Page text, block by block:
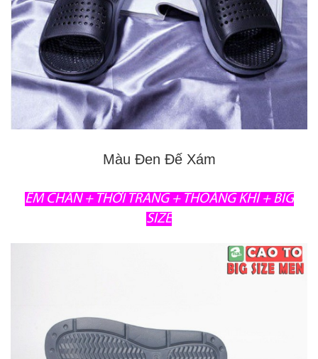
Màu Đen Đế Xám
ÊM CHÂN + THỜI TRANG + THOÁNG KHÍ + BIG
SIZE